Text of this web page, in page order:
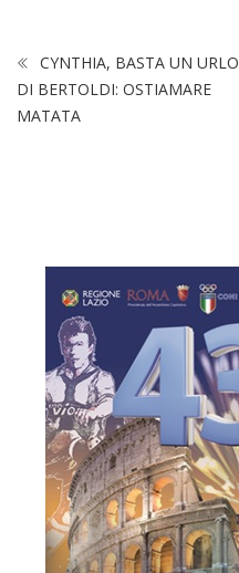
CYNTHIA, BASTA UN URLO
DI BERTOLDI: OSTIAMARE
MATATA